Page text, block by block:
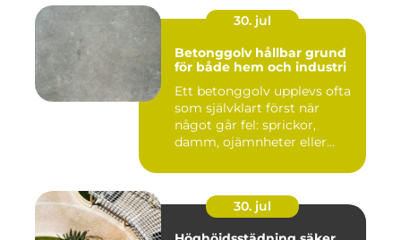
30. jul
Betonggolv hållbar grund
för både hem och industri
Ett betonggolv upplevs ofta
som självklart först när
något går fel: sprickor,
damm, ojämnheter eller...
30. jul